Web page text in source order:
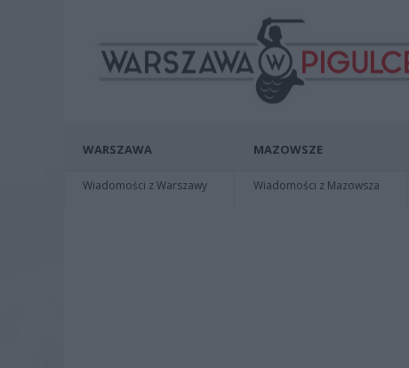
WARSZAWA
Wiadomości z Warszawy
MAZOWSZE
Wiadomości z Mazowsza